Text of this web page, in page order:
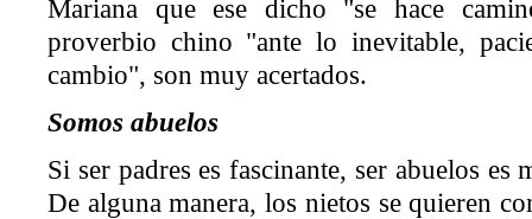
Mariana que ese dicho "se hace
proverbio chino "ante lo inevitable,
cambio", son muy acertados.
Somos abuelos
Si ser padres es fascinante, ser abuelos es
De alguna manera, los nietos se quieren